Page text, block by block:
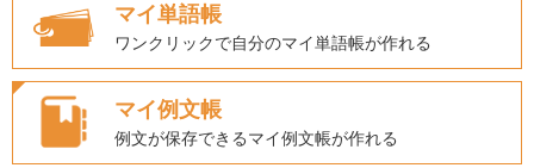
マイ単語帳
ワンクリックで自分のマイ単語帳が作れる
マイ例文帳
例文が保存できるマイ例文帳が作れる